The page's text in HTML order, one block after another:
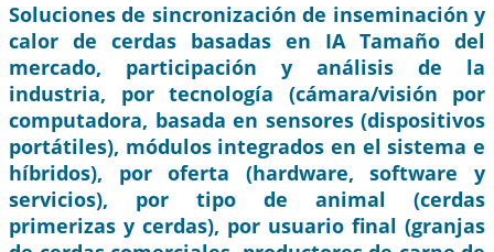
Soluciones de sincronización de inseminación y
calor de cerdas basadas en IA Tamaño del
mercado, participación y análisis de la
industria, por tecnología (cámara/visión por
computadora, basada en sensores (dispositivos
portátiles), módulos integrados en el sistema e
híbridos), por oferta (hardware, software y
servicios), por tipo de animal (cerdas
primerizas y cerdas), por usuario final (granjas